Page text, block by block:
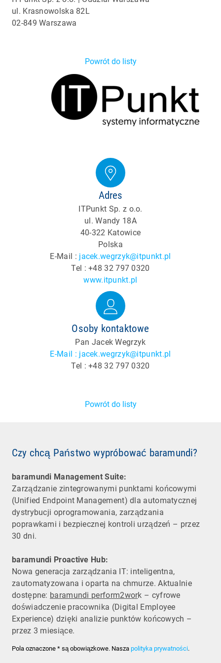
ul. Krasnowolska 82L
02-849 Warszawa
Powrót do listy
Adres
ITPunkt Sp. z o.o.
ul. Wandy 18A
40-322 Katowice
Polska
E-Mail : jacek.wegrzyk@itpunkt.pl
Tel : +48 32 797 0320
www.itpunkt.pl
Osoby kontaktowe
Pan Jacek Wegrzyk
E-Mail : jacek.wegrzyk@itpunkt.pl
Tel : +48 32 797 0320
Powrót do listy
Czy chcą Państwo wypróbować baramundi?
baramundi Management Suite:
Zarządzanie zintegrowanymi punktami końcowymi
(Unified Endpoint Management) dla automatycznej
dystrybucji oprogramowania, zarządzania
poprawkami i bezpiecznej kontroli urządzeń – przez
30 dni.
baramundi Proactive Hub:
Nowa generacja zarządzania IT: inteligentna,
zautomatyzowana i oparta na chmurze. Aktualnie
dostępne: baramundi perform2work – cyfrowe
doświadczenie pracownika (Digital Employee
Experience) dzięki analizie punktów końcowych –
przez 3 miesiące.
Pola oznaczone * są obowiązkowe. Nasza polityka prywatności.